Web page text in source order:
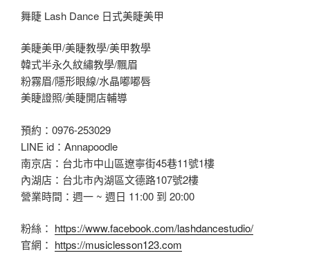
舞睫 Lash Dance 日式美睫美甲
美睫美甲/美睫教學/美甲教學
韓式半永久紋繡教學/飄眉
粉霧眉/隱形眼線/水晶嘟嘟唇
美睫證照/美睫開店輔導
預約：0976-253029
LINE id：Annapoodle
南京店：台北市中山區遼寧街45巷11號1樓
內湖店：台北市內湖區文德路107號2樓
營業時間：週一 ~ 週日 11:00 到 20:00
粉絲： https://www.facebook.com/lashdancestudio/
官網： https://musiclesson123.com